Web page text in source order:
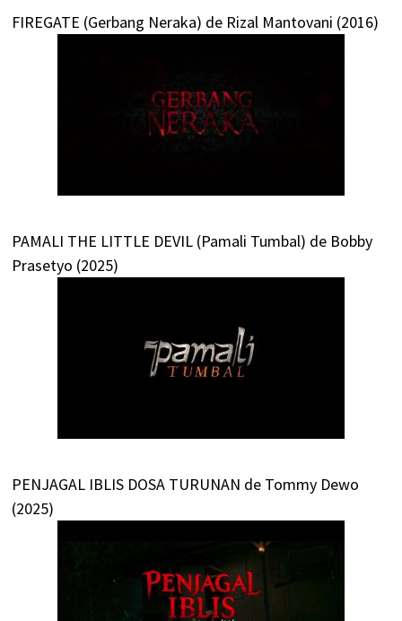
FIREGATE (Gerbang Neraka) de Rizal Mantovani (2016)
PAMALI THE LITTLE DEVIL (Pamali Tumbal) de Bobby
Prasetyo (2025)
PENJAGAL IBLIS DOSA TURUNAN de Tommy Dewo
(2025)